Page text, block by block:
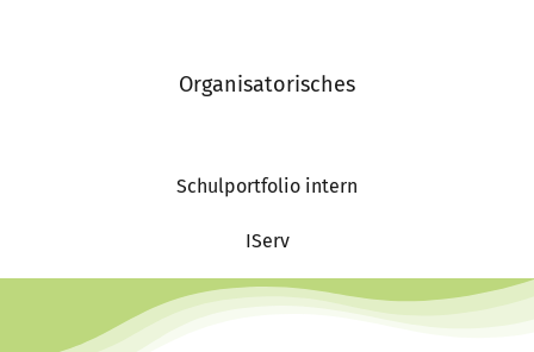
Organisatorisches
Schulportfolio intern
IServ